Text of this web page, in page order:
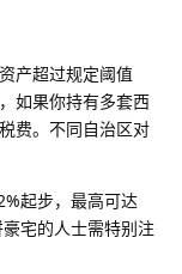
产超过规定阈值
如果你持有多套西
费。不同自治区对
起步，最高可达
宅的人士需特别注